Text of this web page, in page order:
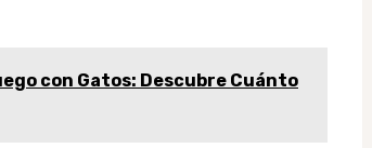
con Gatos: Descubre Cuánto